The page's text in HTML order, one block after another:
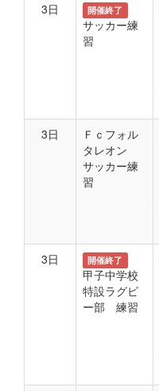
3日
開催終了
サッカー練
習
3日
Ｆｃフォル
タレオン
サッカー練
習
3日
開催終了
甲子中学校
特設ラグビ
ー部 練習